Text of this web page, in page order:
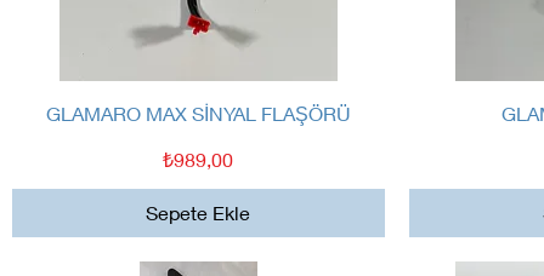
Hızlı Bakış
GLAMARO MAX SİNYAL FLAŞÖRÜ
Fiyat
₺989,00
Sepete Ekle